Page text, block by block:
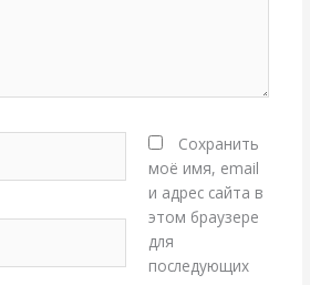
Сохранить
моё имя, email
и адрес сайта в
этом браузере
для
последующих